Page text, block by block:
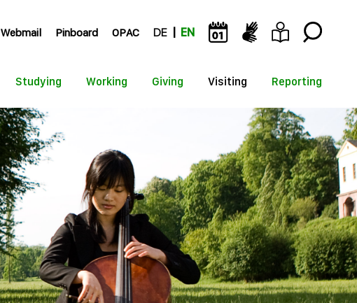
Webmail Pinboard OPAC DE EN
Studying Working Giving Visiting Reporting